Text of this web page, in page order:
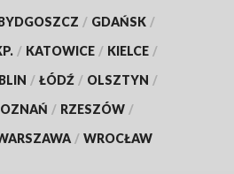
/ GDAŃSK /
/ KATOWICE / KIELCE /
/ ŁÓDŹ / OLSZTYN /
/ RZESZÓW /
/ WROCŁAW